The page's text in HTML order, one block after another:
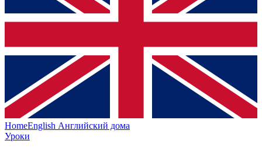
HomeEnglish Английский дома
Уроки